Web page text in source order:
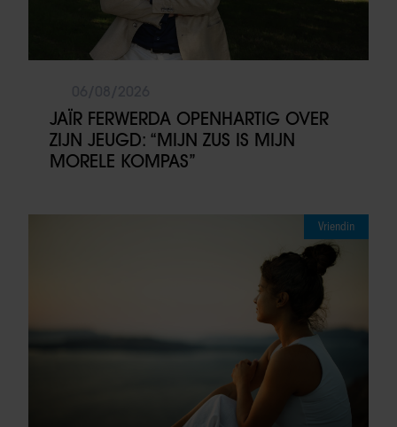
JAÏR FERWERDA OPENHARTIG OVER
ZIJN JEUGD: “MIJN ZUS IS MIJN
MORELE KOMPAS”
Vriendin